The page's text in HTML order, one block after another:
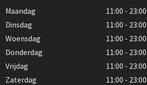
Maandag
11:00 - 23:00
Dinsdag
11:00 - 23:00
Woensdag
11:00 - 23:00
Donderdag
11:00 - 23:00
Vrijdag
11:00 - 23:00
Zaterdag
11:00 - 23:00